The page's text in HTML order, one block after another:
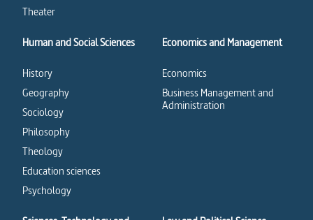
Theater
Human and Social Sciences
History
Geography
Sociology
Philosophy
Theology
Education sciences
Psychology
Economics and Management
Economics
Business Management and
Administration